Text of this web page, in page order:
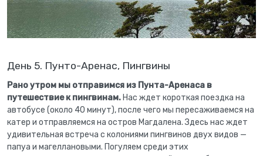
День 5. Пунто-Аренас, Пингвины
Рано утром мы отправимся из Пунта-Аренаса в
путешествие к пингвинам. Нас ждет короткая поездка на
автобусе (около 40 минут), после чего мы пересаживаемся на
катер и отправляемся на остров Магдалена. Здесь нас ждет
удивительная встреча с колониями пингвинов двух видов —
папуа и магеллановыми. Погуляем среди этих